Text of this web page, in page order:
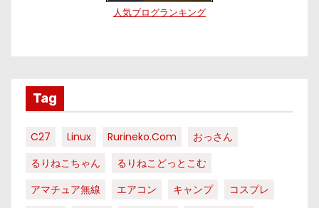
人気ブログランキング
Tag
C27 Linux Rurineko.com
おっさん
るりねこちゃん
るりねこどっとこむ
アマチュア無線
エアコン キャンプ
コスプレ